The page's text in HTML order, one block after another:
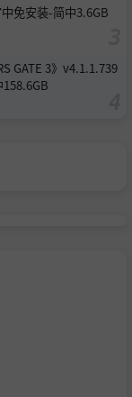
免安装-简中3.6GB
GATE 3》v4.1.1.739